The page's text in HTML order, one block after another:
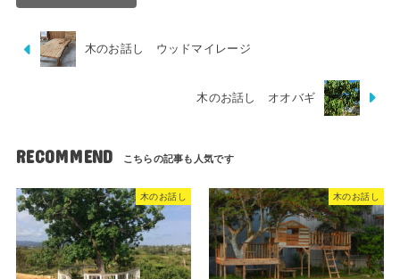
木のお話し ウッドマイレージ
木のお話し オオバギ
RECOMMEND
木のお話し 木のお話し